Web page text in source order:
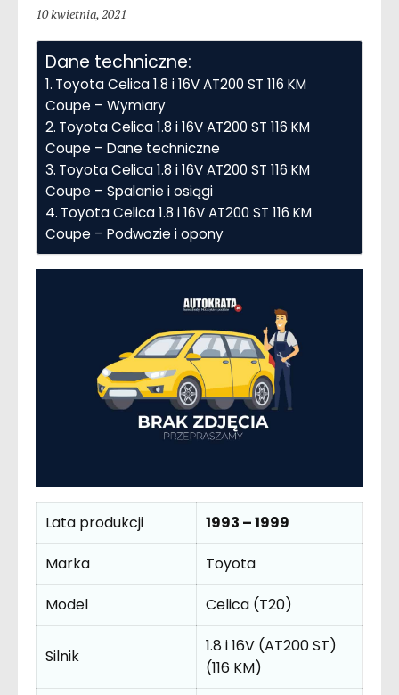
10 kwietnia, 2021
Dane techniczne:
Toyota Celica 1.8 i 16V AT200 ST 116 KM
Coupe – Wymiary
Toyota Celica 1.8 i 16V AT200 ST 116 KM
Coupe – Dane techniczne
Toyota Celica 1.8 i 16V AT200 ST 116 KM
Coupe – Spalanie i osiągi
Toyota Celica 1.8 i 16V AT200 ST 116 KM
Coupe – Podwozie i opony
Lata produkcji
1993 – 1999
Marka
Toyota
Model
Celica (T20)
Silnik
1.8 i 16V (AT200 ST)
(116 KM)